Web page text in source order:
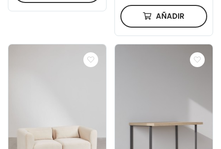
AÑADIR